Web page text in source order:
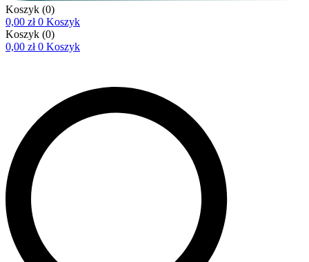
Koszyk (0)
0,00 zł 0 Koszyk
Koszyk (0)
0,00 zł 0 Koszyk